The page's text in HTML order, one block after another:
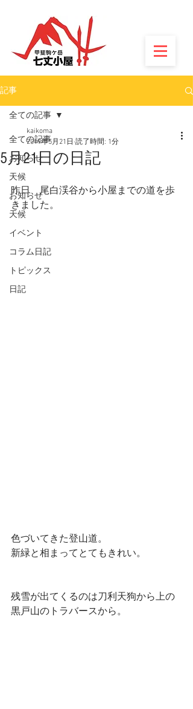
記事
全ての記事
お知らせ
天候
お知らせ
天候
イベント
コラム日記
トピックス
日記
全ての記事
5月21日の日記
kaikoma
2019年5月21日 読了時間: 1分
昨日、尾白渓谷から小屋までの道を歩
きました。
色づいてきた登山道。
新緑と相まってとてもきれい。
残雪が出てくるのは刀利天狗から上の
黒戸山のトラバースから。